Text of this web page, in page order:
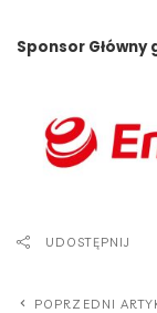
Sponsor
UDOSTĘPNIJ
POPRZEDNI